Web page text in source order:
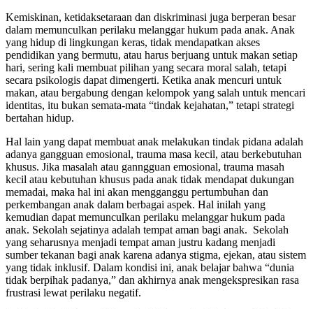
Kemiskinan, ketidaksetaraan dan diskriminasi juga berperan besar
dalam memunculkan perilaku melanggar hukum pada anak. Anak
yang hidup di lingkungan keras, tidak mendapatkan akses
pendidikan yang bermutu, atau harus berjuang untuk makan setiap
hari, sering kali membuat pilihan yang secara moral salah, tetapi
secara psikologis dapat dimengerti. Ketika anak mencuri untuk
makan, atau bergabung dengan kelompok yang salah untuk mencari
identitas, itu bukan semata-mata “tindak kejahatan,” tetapi strategi
bertahan hidup.
Hal lain yang dapat membuat anak melakukan tindak pidana adalah
adanya gangguan emosional, trauma masa kecil, atau berkebutuhan
khusus. Jika masalah atau ganngguan emosional, trauma masah
kecil atau kebutuhan khusus pada anak tidak mendapat dukungan
memadai, maka hal ini akan mengganggu pertumbuhan dan
perkembangan anak dalam berbagai aspek. Hal inilah yang
kemudian dapat memunculkan perilaku melanggar hukum pada
anak. Sekolah sejatinya adalah tempat aman bagi anak. Sekolah
yang seharusnya menjadi tempat aman justru kadang menjadi
sumber tekanan bagi anak karena adanya stigma, ejekan, atau sistem
yang tidak inklusif. Dalam kondisi ini, anak belajar bahwa “dunia
tidak berpihak padanya,” dan akhirnya anak mengekspresikan rasa
frustrasi lewat perilaku negatif.